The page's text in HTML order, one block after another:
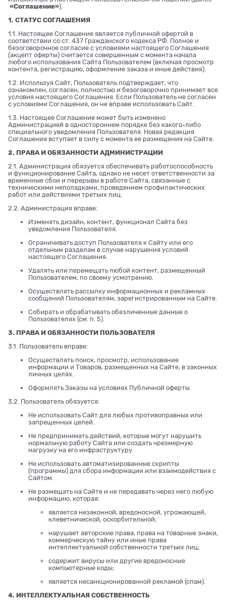
«Соглашение»).
1. СТАТУС СОГЛАШЕНИЯ
1.1. Настоящее Соглашение является публичной офертой в
соответствии со ст. 437 Гражданского кодекса РФ. Полное и
безоговорочное согласие с условиями настоящего Соглашения
(акцепт оферты) считается совершенным с момента начала
любого использования Сайта Пользователем (включая просмотр
контента, регистрацию, оформление заказа и иные действия).
1.2. Используя Сайт, Пользователь подтверждает, что
ознакомлен, согласен, полностью и безоговорочно принимает все
условия настоящего Соглашения. Если Пользователь не согласен
с условиями Соглашения, он не вправе использовать Сайт.
1.3. Настоящее Соглашение может быть изменено
Администрацией в одностороннем порядке без какого-либо
специального уведомления Пользователя. Новая редакция
Соглашения вступает в силу с момента ее размещения на Сайте.
2. ПРАВА И ОБЯЗАННОСТИ АДМИНИСТРАЦИИ
2.1. Администрация обязуется обеспечивать работоспособность
и функционирование Сайта, однако не несет ответственности за
временные сбои и перерывы в работе Сайта, связанные с
техническими неполадками, проведением профилактических
работ или действиями третьих лиц.
2.2. Администрация вправе:
Изменять дизайн, контент, функционал Сайта без
уведомления Пользователя.
Ограничивать доступ Пользователя к Сайту или его
отдельным разделам в случае нарушения условий
настоящего Соглашения.
Удалять или перемещать любой контент, размещенный
Пользователем, по своему усмотрению.
Осуществлять рассылку информационных и рекламных
сообщений Пользователям, зарегистрированным на Сайте.
Собирать и обрабатывать обезличенные данные о
Пользователях (см. п. 5).
3. ПРАВА И ОБЯЗАННОСТИ ПОЛЬЗОВАТЕЛЯ
3.1. Пользователь вправе:
Осуществлять поиск, просмотр, использование
информации и Товаров, размещенных на Сайте, в законных
личных целях.
Оформлять Заказы на условиях Публичной оферты.
3.2. Пользователь обязуется:
Не использовать Сайт для любых противоправных или
запрещенных целей.
Не предпринимать действий, которые могут нарушить
нормальную работу Сайта или создать чрезмерную
нагрузку на его инфраструктуру.
Не использовать автоматизированные скрипты
(программы) для сбора информации или взаимодействия с
Сайтом.
Не размещать на Сайте и не передавать через него любую
информацию, которая:
является незаконной, вредоносной, угрожающей,
клеветнической, оскорбительной;
нарушает авторские права, права на товарные знаки,
коммерческую тайну или иные права
интеллектуальной собственности третьих лиц;
содержит вирусы или другие вредоносные
компьютерные коды;
является несанкционированной рекламой (спам).
4. ИНТЕЛЛЕКТУАЛЬНАЯ СОБСТВЕННОСТЬ